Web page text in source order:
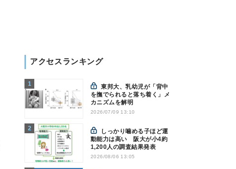
アクセスランキング
東邦大、乳幼児が「背中
を撫でられると落ち着く」メ
カニズムを解明
2026/07/09 13:10
動能力は高い 阪大が小4約
1,200人の調査結果発表
2026/08/06 13:05